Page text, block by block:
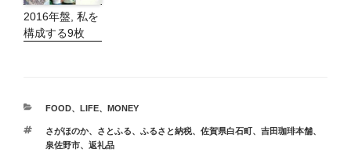
2016年盤, 私を
構成する9枚
カ
ゴ
リ
FOOD、 LIFE、 MONEY
タ
グ
さがほのか、 さとふる、 ふるさと納税、 佐賀県白石町、 吉田珈琲本舗、
泉佐野市、 返礼品